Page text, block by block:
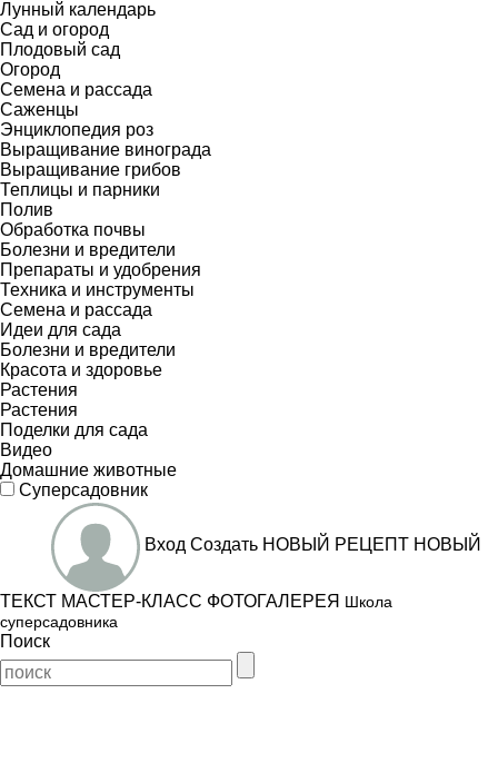
Лунный календарь
Сад и огород
Плодовый сад
Огород
Семена и рассада
Саженцы
Энциклопедия роз
Выращивание винограда
Выращивание грибов
Теплицы и парники
Полив
Обработка почвы
Болезни и вредители
Препараты и удобрения
Техника и инструменты
Семена и рассада
Идеи для сада
Болезни и вредители
Красота и здоровье
Растения
Растения
Поделки для сада
Видео
Домашние животные
Суперсадовник
Вход Создать НОВЫЙ РЕЦЕПТ НОВЫЙ
ТЕКСТ МАСТЕР-КЛАСС ФОТОГАЛЕРЕЯ Школа
суперсадовника
Поиск